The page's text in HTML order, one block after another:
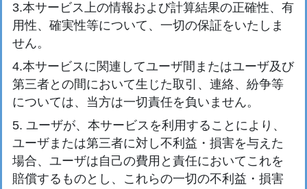
3.本サービス上の情報および計算結果の正確性、有
用性、確実性等について、一切の保証をいたしま
せん。
4.本サービスに関連してユーザ間またはユーザ及び
第三者との間において生じた取引、連絡、紛争等
については、当方は一切責任を負いません。
5. ユーザが、本サービスを利用することにより、
ユーザまたは第三者に対し不利益・損害を与えた
場合、ユーザは自己の費用と責任においてこれを
賠償するものとし、これらの一切の不利益・損害